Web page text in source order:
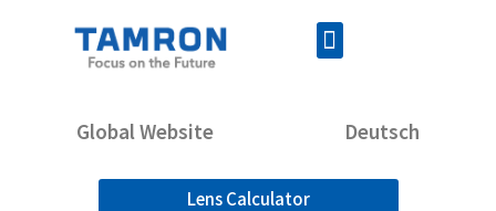
Global Website Deutsch
Lens Calculator